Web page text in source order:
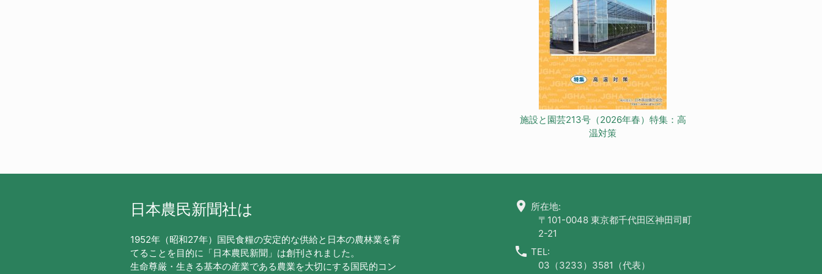
施設と園芸213号（2026年春）特集：高
温対策
日本農民新聞社は
1952年（昭和27年）国民食糧の安定的な供給と日本の農林業を育
てることを目的に「日本農民新聞」は創刊されました。
生命尊厳・生きる基本の産業である農業を大切にする国民的コン
location_on 所在地:
〒101-0048 東京都千代田区神田司町
2-21
call TEL:
03（3233）3581（代表）